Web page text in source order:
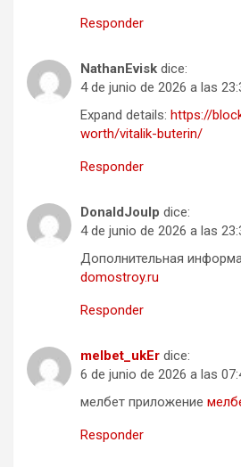
Responder
NathanEvisk dice:
4 de junio de 2026 a las
Expand details: https://
worth/vitalik-buterin/
Responder
DonaldJoulp dice:
4 de junio de 2026 a las
Дополнительная
domostroy.ru
Responder
melbet_ukEr dice:
6 de junio de 2026 a las
мелбет приложение
Responder